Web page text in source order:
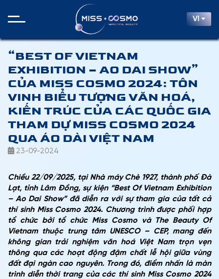
VI
“BEST OF VIETNAM
EXHIBITION – AO DAI SHOW”
CỦA MISS COSMO 2024: TÔN
VINH BIỂU TƯỢNG VĂN HOÁ,
KIẾN TRÚC CỦA CÁC QUỐC GIA
THAM DỰ MISS COSMO 2024
QUA ÁO DÀI VIỆT NAM
23-09-2024
Chiều 22/09/2025, tại Nhà máy Chè 1927, thành phố Đà
Lạt, tỉnh Lâm Đồng, sự kiện “Best Of Vietnam Exhibition
– Ao Dai Show” đã diễn ra với sự tham gia của tất cả
thí sinh Miss Cosmo 2024. Chương trình được phối hợp
tổ chức bởi tổ chức Miss Cosmo và The Beauty Of
Vietnam thuộc trung tâm UNESCO – CEP, mang đến
không gian trải nghiệm văn hoá Việt Nam trọn vẹn
thông qua các hoạt động đậm chất lễ hội giữa vùng
đất đại ngàn cao nguyên. Trong đó, điểm nhấn là màn
trình diễn thời trang của các thí sinh Miss Cosmo 2024